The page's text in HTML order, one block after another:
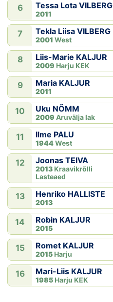
6 Tessa Lota VILBERG
2011
7 Tekla Liisa VILBERG
2001 West
8 Liis-Marie KALJUR
2009 Harju KEK
9 Maria KALJUR
2011
10 Uku NÕMM
2009 Aruvälja lak
11 Ilme PALU
1944West
12 Joonas TEIVA
2013 Kraavikrõlli
Lasteaed
13 Henriko HALLISTE
2013
14 Robin KALJUR
2015
15 Romet KALJUR
2015 Harju
16 Mari-Liis KALJUR
1985 Harju KEK